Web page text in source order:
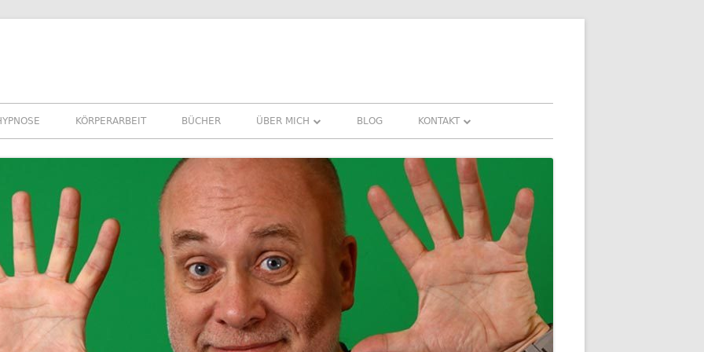
KÖRPERARBEIT BÜCHER ÜBER MICH
REFERENZEN ERFAHRUNGEN UND
NEWSLETTER
BLOG KONTAKT
DOWNLOADS
FAQ
DATENSCHUTZ
IMPRESSUM